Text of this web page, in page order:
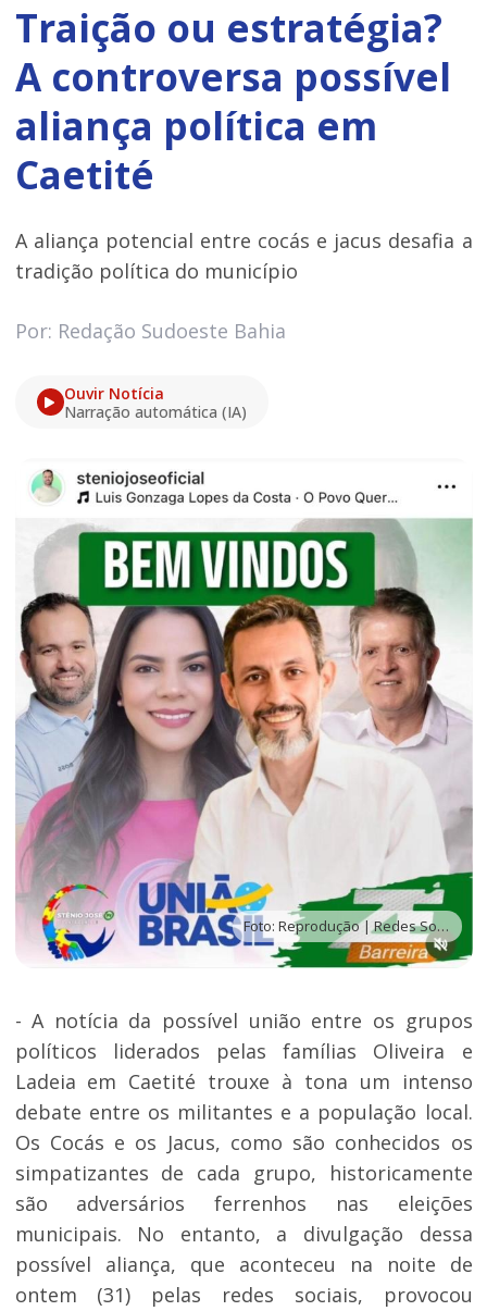
Traição ou estratégia?
A controversa possível
aliança política em
Caetité
A aliança potencial entre cocás e jacus desafia a
tradição política do município
Por: Redação Sudoeste Bahia
Ouvir Notícia
Narração automática (IA)
Foto: Reprodução | Redes Sociais
- A notícia da possível união entre os grupos
políticos liderados pelas famílias Oliveira e
Ladeia em Caetité trouxe à tona um intenso
debate entre os militantes e a população local.
Os Cocás e os Jacus, como são conhecidos os
simpatizantes de cada grupo, historicamente
são adversários ferrenhos nas eleições
municipais. No entanto, a divulgação dessa
possível aliança, que aconteceu na noite de
ontem (31) pelas redes sociais, provocou